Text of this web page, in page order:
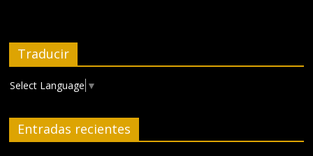
Traducir
Select Language ▼
Entradas recientes